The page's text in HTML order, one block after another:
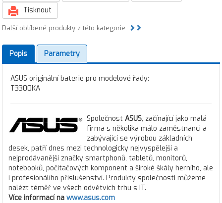
Tisknout
Další oblíbené produkty z této kategorie:
Popis Parametry
ASUS originální baterie pro modelové řady:
T3300KA
Společnost ASUS, začínající jako malá
firma s několika málo zaměstnanci a
zabývající se výrobou základních
desek, patří dnes mezi technologicky nejvyspělejší a
nejprodávanější značky smartphonů, tabletů, monitorů,
notebooků, počítačových komponent a široké škály herního, ale
i profesionálího příslušenství. Produkty společnosti můžeme
nalézt téměř ve všech odvětvích trhu s IT.
Více informací na www.asus.com